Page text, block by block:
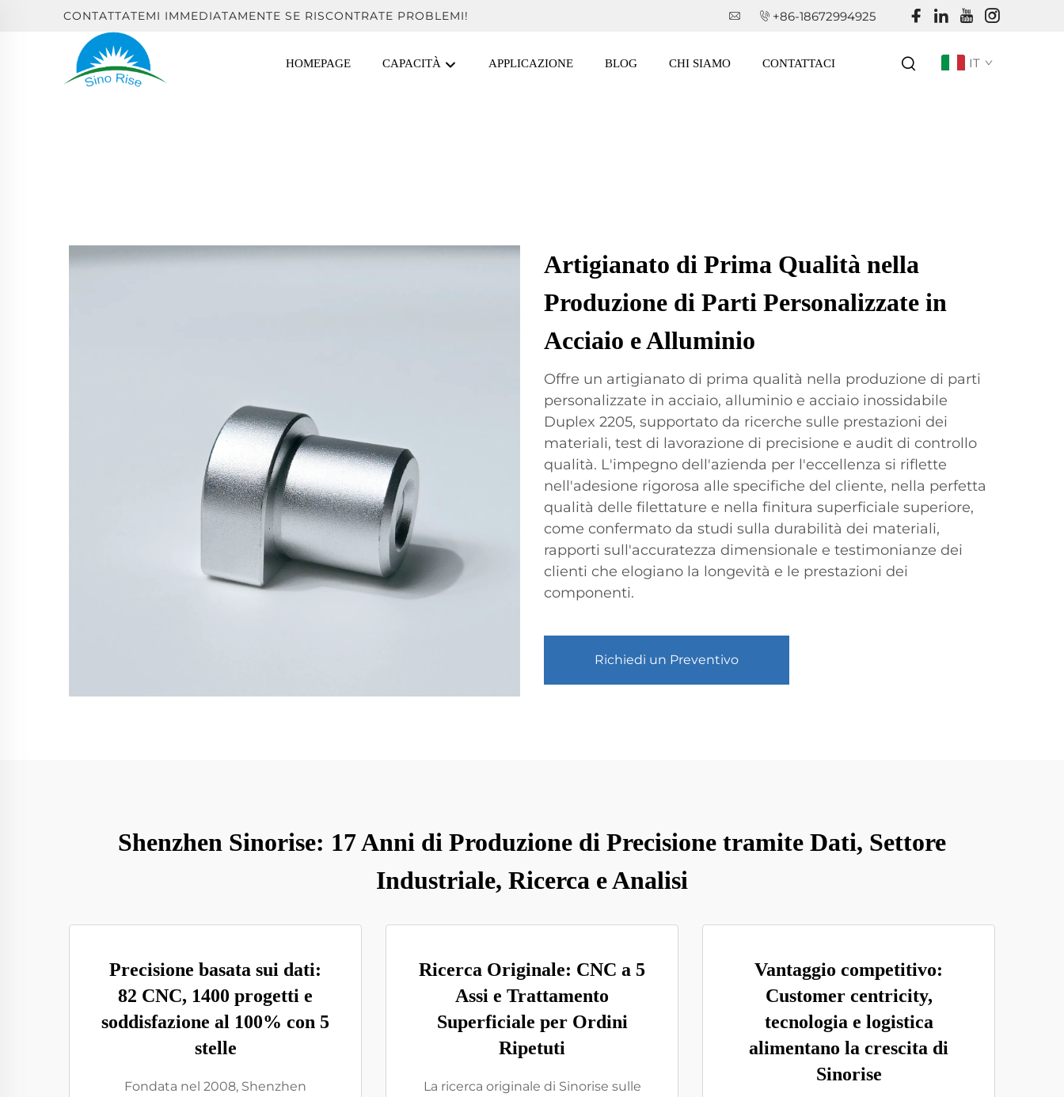
CONTATTATEMI IMMEDIATAMENTE SE RISCONTRATE PROBLEMI! +86-18672994925
HOMEPAGE CAPACITÀ APPLICAZIONE BLOG CHI SIAMO CONTATTACI IT
Artigianato di Prima Qualità nella
Produzione di Parti Personalizzate in
Acciaio e Alluminio
Offre un artigianato di prima qualità nella produzione di parti
personalizzate in acciaio, alluminio e acciaio inossidabile
Duplex 2205, supportato da ricerche sulle prestazioni dei
materiali, test di lavorazione di precisione e audit di controllo
qualità. L'impegno dell'azienda per l'eccellenza si riflette
nell'adesione rigorosa alle specifiche del cliente, nella perfetta
qualità delle filettature e nella finitura superficiale superiore,
come confermato da studi sulla durabilità dei materiali,
rapporti sull'accuratezza dimensionale e testimonianze dei
clienti che elogiano la longevità e le prestazioni dei
componenti.
Richiedi un Preventivo
Shenzhen Sinorise: 17 Anni di Produzione di Precisione tramite Dati, Settore
Industriale, Ricerca e Analisi
Precisione basata sui dati:
82 CNC, 1400 progetti e
soddisfazione al 100% con 5
stelle
Fondata nel 2008, Shenzhen
Ricerca Originale: CNC a 5
Assi e Trattamento
Superficiale per Ordini
Ripetuti
La ricerca originale di Sinorise sulle
Vantaggio competitivo:
Customer centricity,
tecnologia e logistica
alimentano la crescita di
Sinorise